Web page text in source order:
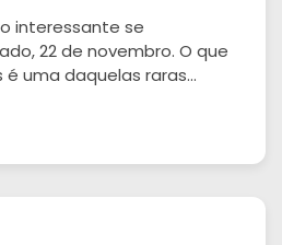
interessante se
22 de novembro. O que
uma daquelas raras...